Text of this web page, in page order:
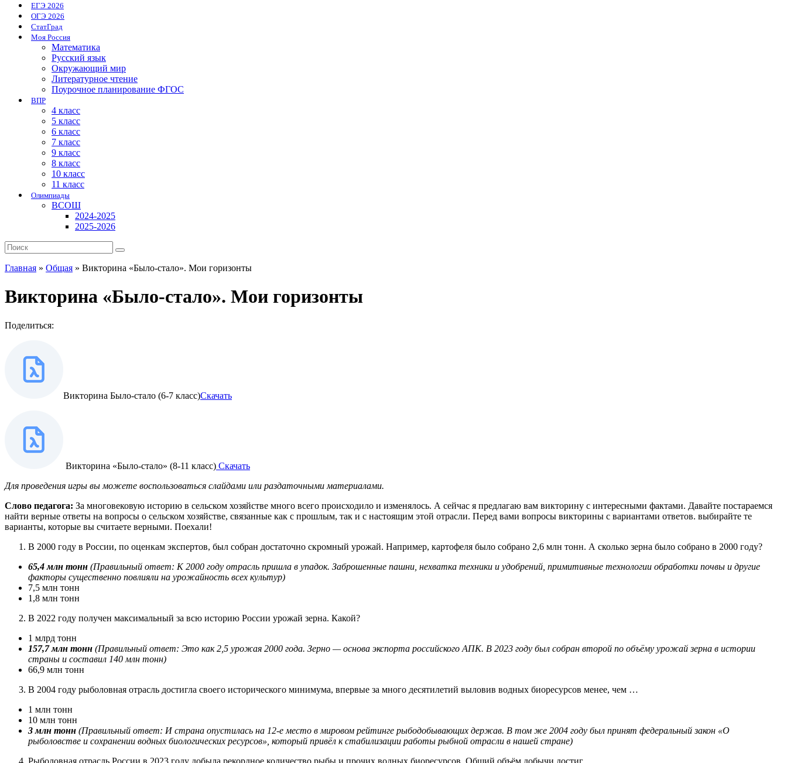
ЕГЭ 2026
ОГЭ 2026
СтатГрад
Моя Россия
Математика
Русский язык
Окружающий мир
Литературное чтение
Поурочное планирование ФГОС
ВПР
4 класс
5 класс
6 класс
7 класс
9 класс
8 класс
10 класс
11 класс
Олимпиады
ВСОШ
2024-2025
2025-2026
Главная » Общая » Викторина «Было-стало». Мои горизонты
Викторина «Было-стало». Мои горизонты
Поделиться:
Викторина Было-стало (6-7 класс)Скачать
Викторина «Было-стало» (8-11 класс) Скачать
Для проведения игры вы можете воспользоваться слайдами или раздаточными материалами.
Слово педагога: За многовековую историю в сельском хозяйстве много всего происходило и изменялось. А сейчас я предлагаю вам викторину с интересными фактами. Давайте постараемся
найти верные ответы на вопросы о сельском хозяйстве, связанные как с прошлым, так и с настоящим этой отрасли. Перед вами вопросы викторины с вариантами ответов. выбирайте те
варианты, которые вы считаете верными. Поехали!
В 2000 году в России, по оценкам экспертов, был собран достаточно скромный урожай. Например, картофеля было собрано 2,6 млн тонн. А сколько зерна было собрано в 2000 году?
65,4 млн тонн (Правильный ответ: К 2000 году отрасль пришла в упадок. Заброшенные пашни, нехватка техники и удобрений, примитивные технологии обработки почвы и другие
факторы существенно повлияли на урожайность всех культур)
7,5 млн тонн
1,8 млн тонн
В 2022 году получен максимальный за всю историю России урожай зерна. Какой?
1 млрд тонн
157,7 млн тонн (Правильный ответ: Это как 2,5 урожая 2000 года. Зерно — основа экспорта российского АПК. В 2023 году был собран второй по объёму урожай зерна в истории
страны и составил 140 млн тонн)
66,9 млн тонн
В 2004 году рыболовная отрасль достигла своего исторического минимума, впервые за много десятилетий выловив водных биоресурсов менее, чем …
1 млн тонн
10 млн тонн
3 млн тонн (Правильный ответ: И страна опустилась на 12-е место в мировом рейтинге рыбодобывающих держав. В том же 2004 году был принят федеральный закон «О
рыболовстве и сохранении водных биологических ресурсов», который привёл к стабилизации работы рыбной отрасли в нашей стране)
Рыболовная отрасль России в 2023 году добыла рекордное количество рыбы и прочих водных биоресурсов. Общий объём добычи достиг…